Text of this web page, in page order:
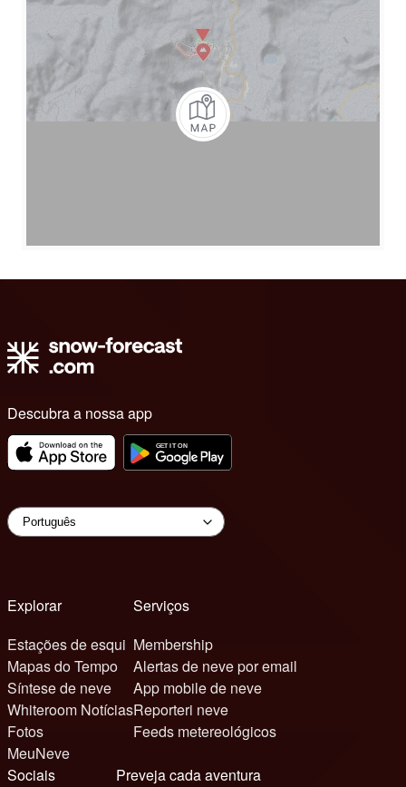
Descubra a nossa app
Explorar
Estações de esqui
Mapas do Tempo
Síntese de neve
Whiteroom Notícias
Fotos
MeuNeve
Serviços
Membership
Alertas de neve por email
App mobile de neve
Reporteri neve
Feeds metereológicos
Sociais
Preveja cada aventura